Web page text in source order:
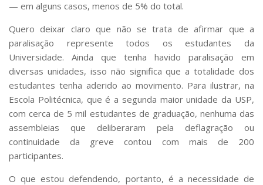
— em alguns casos, menos de 5% do total.
Quero deixar claro que não se trata de afirmar que a
paralisação represente todos os estudantes da
Universidade. Ainda que tenha havido paralisação em
diversas unidades, isso não significa que a totalidade dos
estudantes tenha aderido ao movimento. Para ilustrar, na
Escola Politécnica, que é a segunda maior unidade da USP,
com cerca de 5 mil estudantes de graduação, nenhuma das
assembleias que deliberaram pela deflagração ou
continuidade da greve contou com mais de 200
participantes.
O que estou defendendo, portanto, é a necessidade de